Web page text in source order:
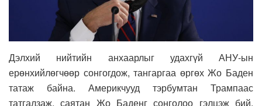
Дэлхий нийтийн анхаарлыг удахгүй АНУ-ын
ерөнхийлөгчөөр сонгогдож, тангаргаа өргөх Жо Баден
татаж байна. Америкчууд тэрбумтан Трампаас
татгалзаж, саятан Жо Баденг сонголоо гэлцэж бий.